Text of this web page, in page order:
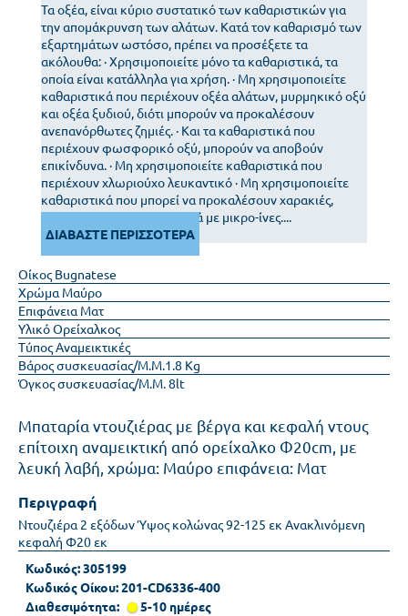
Τα οξέα, είναι κύριο συστατικό των καθαριστικών για
την απομάκρυνση των αλάτων. Κατά τον καθαρισμό των
εξαρτημάτων ωστόσο, πρέπει να προσέξετε τα
ακόλουθα: · Χρησιμοποιείτε μόνο τα καθαριστικά, τα
οποία είναι κατάλληλα για χρήση. · Μη χρησιμοποιείτε
καθαριστικά που περιέχουν οξέα αλάτων, μυρμηκικό οξύ
και οξέα ξυδιού, διότι μπορούν να προκαλέσουν
ανεπανόρθωτες ζημιές. · Και τα καθαριστικά που
περιέχουν φωσφορικό οξύ, μπορούν να αποβούν
επικίνδυνα. · Μη χρησιμοποιείτε καθαριστικά που
περιέχουν χλωριούχο λευκαντικό · Μη χρησιμοποιείτε
καθαριστικά που μπορεί να προκαλέσουν χαρακιές,
σκληρά σφουγγάρια ή πανιά με μικρο-ίνες....
ΔΙΑΒΑΣΤΕ ΠΕΡΙΣΣΟΤΕΡΑ
Οίκος Bugnatese
Χρώμα Μαύρο
Επιφάνεια Ματ
ΥλικόΟρείχαλκος
ΤύποςΑναμεικτικές
Βάρος συσκευασίας/Μ.Μ.1.8 Kg
Όγκος συσκευασίας/Μ.Μ.8lt
Μπαταρία ντουζιέρας με βέργα και κεφαλή ντους
επίτοιχη αναμεικτική από ορείχαλκο Φ20cm, με
λευκή λαβή, χρώμα: Μαύρο επιφάνεια: Ματ
Περιγραφή
Ντουζιέρα 2 εξόδων Ύψος κολώνας 92-125 εκ Ανακλινόμενη
κεφαλή Φ20 εκ
Κωδικός:305199
Κωδικός Οίκου:201-CD6336-400
Διαθεσιμότητα:
5-10 ημέρες